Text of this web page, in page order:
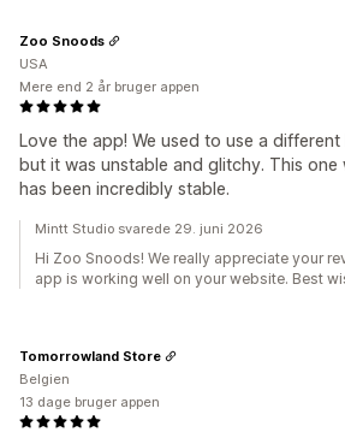
Love the app! We used to use a
but it was unstable and glitchy. This one
has been incredibly stable.
Zoo Snoods
USA
Mere end 2 år bruger appen
Mintt Studio svarede 29. juni 2026
Hi Zoo Snoods! We really appreciate your
app is working well on your website. Best
Tomorrowland Store
Belgien
13 dage bruger appen